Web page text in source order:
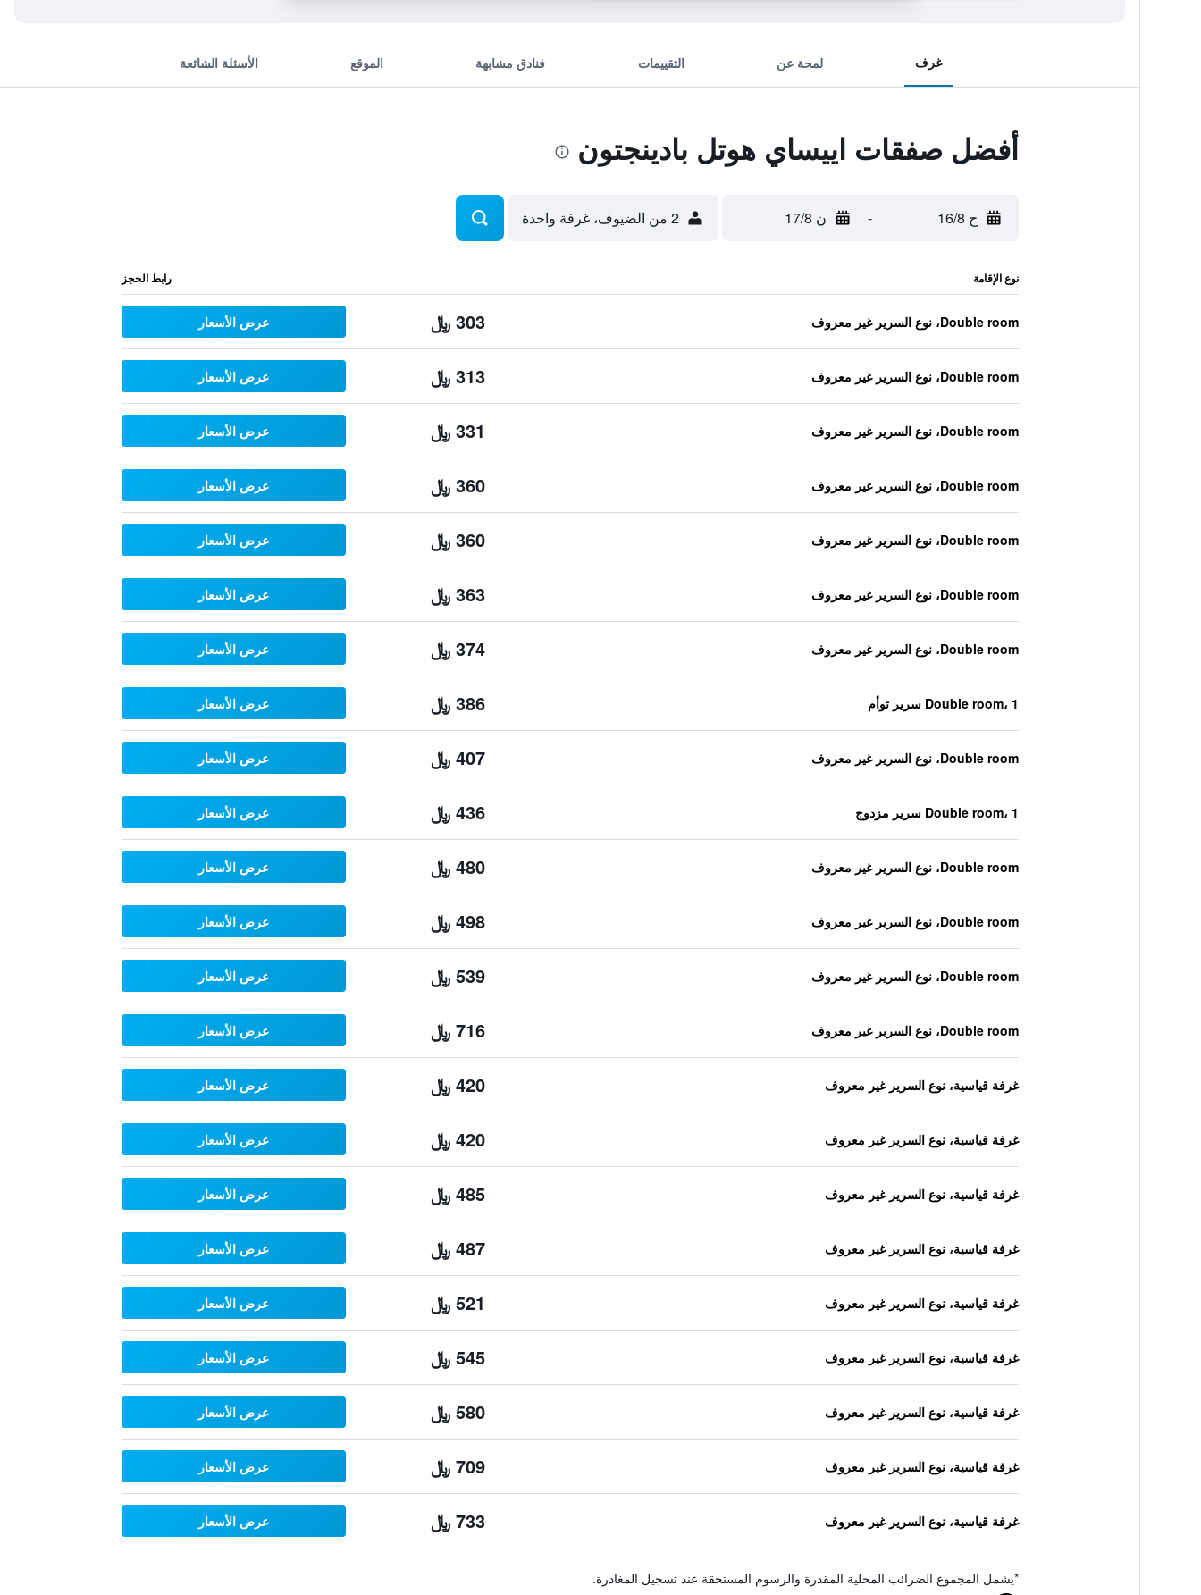
غرف لمحة عن التقييمات فنادق مشابهة الموقع الأسئلة الشائعة
أفضل صفقات اييساي هوتل بادينجتون
ح 16/8 - ن 17/8 2 من الضيوف، غرفة واحدة
نوع الإقامة رابط الحجز
Double room، نوع السرير غير معروف 303 ﷼ عرض الأسعار
Double room، نوع السرير غير معروف 313 ﷼ عرض الأسعار
Double room، نوع السرير غير معروف 331 ﷼ عرض الأسعار
Double room، نوع السرير غير معروف 360 ﷼ عرض الأسعار
Double room، نوع السرير غير معروف 360 ﷼ عرض الأسعار
Double room، نوع السرير غير معروف 363 ﷼ عرض الأسعار
Double room، نوع السرير غير معروف 374 ﷼ عرض الأسعار
Double room، 1 سرير توأم 386 ﷼ عرض الأسعار
Double room، نوع السرير غير معروف 407 ﷼ عرض الأسعار
Double room، 1 سرير مزدوج 436 ﷼ عرض الأسعار
Double room، نوع السرير غير معروف 480 ﷼ عرض الأسعار
Double room، نوع السرير غير معروف 498 ﷼ عرض الأسعار
Double room، نوع السرير غير معروف 539 ﷼ عرض الأسعار
Double room، نوع السرير غير معروف 716 ﷼ عرض الأسعار
غرفة قياسية، نوع السرير غير معروف 420 ﷼ عرض الأسعار
غرفة قياسية، نوع السرير غير معروف 420 ﷼ عرض الأسعار
غرفة قياسية، نوع السرير غير معروف 485 ﷼ عرض الأسعار
غرفة قياسية، نوع السرير غير معروف 487 ﷼ عرض الأسعار
غرفة قياسية، نوع السرير غير معروف 521 ﷼ عرض الأسعار
غرفة قياسية، نوع السرير غير معروف 545 ﷼ عرض الأسعار
غرفة قياسية، نوع السرير غير معروف 580 ﷼ عرض الأسعار
غرفة قياسية، نوع السرير غير معروف 709 ﷼ عرض الأسعار
غرفة قياسية، نوع السرير غير معروف 733 ﷼ عرض الأسعار
*يشمل المجموع الضرائب المحلية المقدرة والرسوم المستحقة عند تسجيل المغادرة.